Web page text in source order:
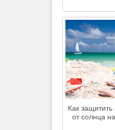
Как защитить
от солнца